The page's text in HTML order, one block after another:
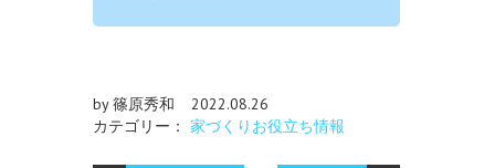
by 篠原秀和
2022.08.26
カテゴリー： 家づくりお役立ち情報